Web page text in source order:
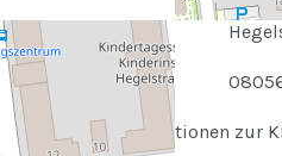
Straße
Stadt
Weitere Informationen zur